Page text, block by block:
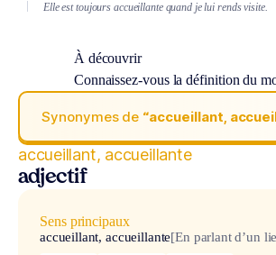
Elle est toujours accueillante quand je lui rends visite.
À découvrir
Connaissez-vous la définition du
Synonymes de “accueillant,
accueillant, accueillante
adjectif
Sens principaux
accueillant, accueillante[En parlant d’un